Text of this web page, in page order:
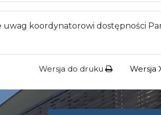
koordynatorowi dostępności
Wersja do druku Wersja